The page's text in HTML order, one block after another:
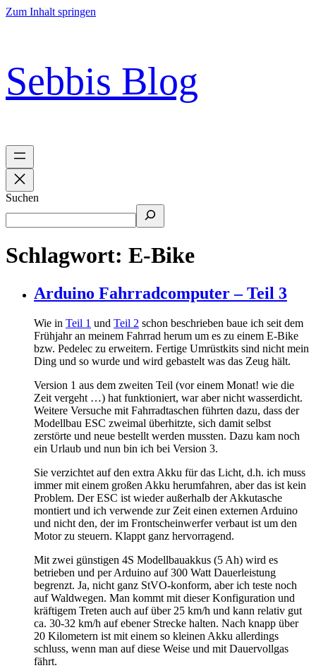
Zum Inhalt springen
Sebbis Blog
Suchen
Schlagwort: E-Bike
Arduino Fahrradcomputer – Teil 3
Wie in Teil 1 und Teil 2 schon beschrieben baue ich seit dem
Frühjahr an meinem Fahrrad herum um es zu einem E-Bike
bzw. Pedelec zu erweitern. Fertige Umrüstkits sind nicht mein
Ding und so wurde und wird gebastelt was das Zeug hält.
Version 1 aus dem zweiten Teil (vor einem Monat! wie die
Zeit vergeht …) hat funktioniert, war aber nicht wasserdicht.
Weitere Versuche mit Fahrradtaschen führten dazu, dass der
Modellbau ESC zweimal überhitzte, sich damit selbst
zerstörte und neue bestellt werden mussten. Dazu kam noch
ein Urlaub und nun bin ich bei Version 3.
Sie verzichtet auf den extra Akku für das Licht, d.h. ich muss
immer mit einem großen Akku herumfahren, aber das ist kein
Problem. Der ESC ist wieder außerhalb der Akkutasche
montiert und ich verwende zur Zeit einen externen Arduino
und nicht den, der im Frontscheinwerfer verbaut ist um den
Motor zu steuern. Klappt ganz hervorragend.
Mit zwei günstigen 4S Modellbauakkus (5 Ah) wird es
betrieben und per Arduino auf 300 Watt Dauerleistung
begrenzt. Ja, nicht ganz StVO-konform, aber ich teste noch
auf Waldwegen. Man kommt mit dieser Konfiguration und
kräftigem Treten auch auf über 25 km/h und kann relativ gut
ca. 30-32 km/h auf ebener Strecke halten. Nach knapp über
20 Kilometern ist mit einem so kleinen Akku allerdings
schluss, wenn man auf diese Weise und mit Dauervollgas
fährt.